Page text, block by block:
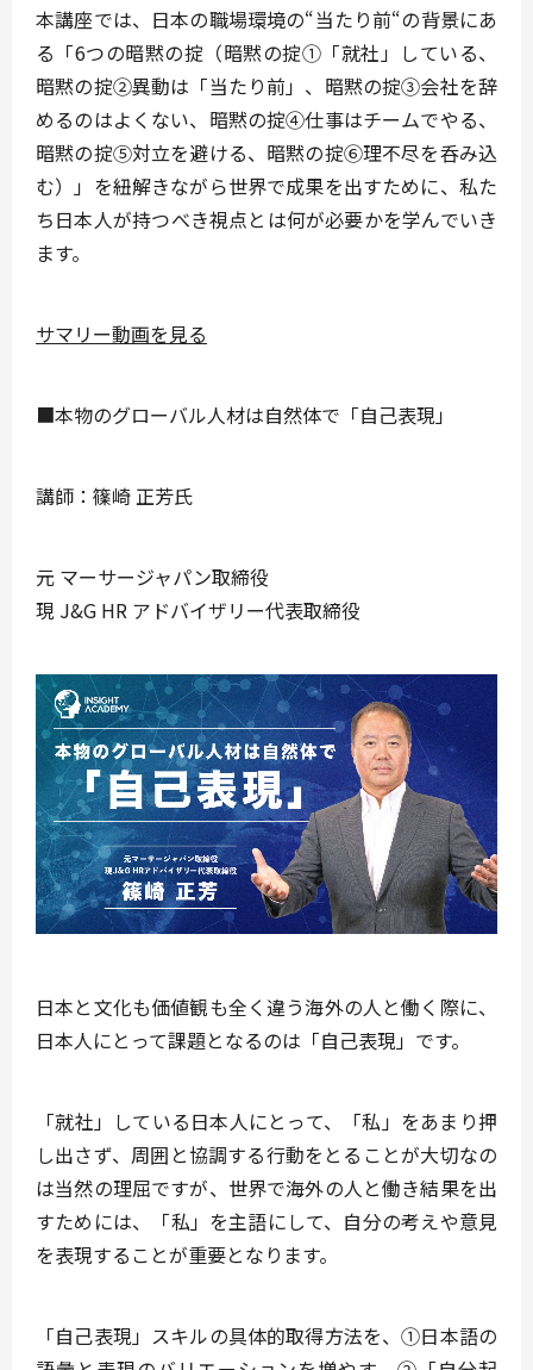
本講座では、日本の職場環境の“当たり前“の背景にあ
る「6つの暗黙の掟（暗黙の掟①「就社」している、
暗黙の掟②異動は「当たり前」、暗黙の掟③会社を辞
めるのはよくない、暗黙の掟④仕事はチームでやる、
暗黙の掟⑤対立を避ける、暗黙の掟⑥理不尽を呑み込
む）」を紐解きながら世界で成果を出すために、私た
ち日本人が持つべき視点とは何が必要かを学んでいき
ます。
サマリー動画を見る
■本物のグローバル人材は自然体で「自己表現」
講師：篠崎 正芳氏
元 マーサージャパン取締役
現 J&G HR アドバイザリー代表取締役
日本と文化も価値観も全く違う海外の人と働く 際に、
日本人にとって課題となるのは「自己表現」です。
「就社」している日本人にとって、「私」をあまり押
し出さず、周囲と協調する行動をとることが大切なの
は当然の理屈ですが、世界で海外の人と働き結果を出
すためには、「私」を主語にして、自分の考えや意見
を表現することが重要となります。
「自己表現」スキルの具体的取得方法を、①日本語の